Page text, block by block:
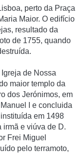
perto da Praça
Maior. O edifício
resultado da
de 1755, quando
de Nossa
maior templo da
dos Jerónimos, em
I e concluida
em 1498
irmã e viúva de D.
Frei Miguel
pelo terramoto,